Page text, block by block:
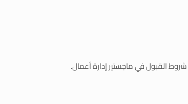
القبول في ماجستير إدارة أعمال.